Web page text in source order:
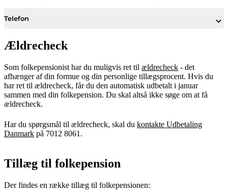
Telefon
Ældrecheck
Som folkepensionist har du muligvis ret til ældrecheck - det
afhænger af din formue og din personlige tillægsprocent. Hvis du
har ret til ældrecheck, får du den automatisk udbetalt i januar
sammen med din folkepension. Du skal altså ikke søge om at få
ældrecheck.
Har du spørgsmål til ældrecheck, skal du kontakte Udbetaling
Danmark på 7012 8061.
Tillæg til folkepension
Der findes en række tillæg til folkepensionen: